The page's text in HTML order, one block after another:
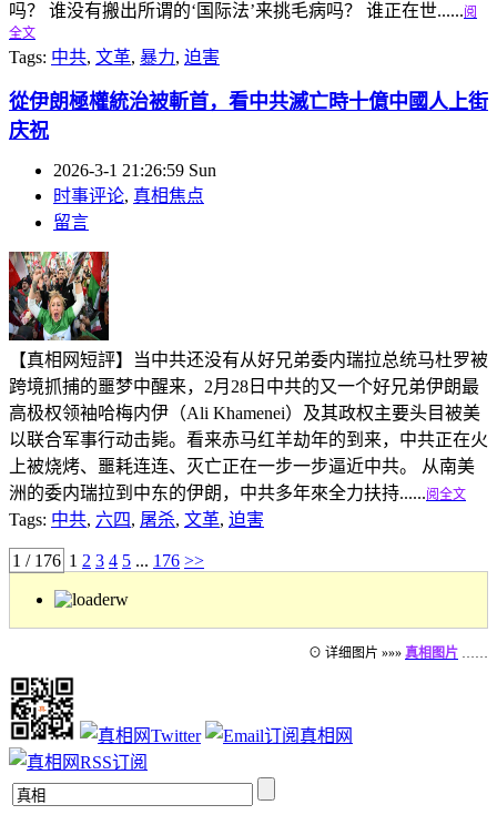
吗？ 谁没有搬出所谓的‘国际法’来挑毛病吗？ 谁正在世......阅
全文
Tags: 中共, 文革, 暴力, 迫害
從伊朗極權統治被斬首，看中共滅亡時十億中國人上街
庆祝
2026-3-1 21:26:59 Sun
时事评论, 真相焦点
留言
【真相网短評】当中共还没有从好兄弟委内瑞拉总统马杜罗被
跨境抓捕的噩梦中醒来，2月28日中共的又一个好兄弟伊朗最
高极权领袖哈梅内伊（Ali Khamenei）及其政权主要头目被美
以联合军事行动击毙。看来赤马红羊劫年的到来，中共正在火
上被烧烤、噩耗连连、灭亡正在一步一步逼近中共。 从南美
洲的委内瑞拉到中东的伊朗，中共多年來全力扶持......阅全文
Tags: 中共, 六四, 屠杀, 文革, 迫害
1 / 176 1 2 3 4 5 ... 176 >>
⊙ 详细图片 »»» 真相图片 ……